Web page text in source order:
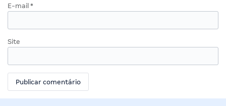
E-mail *
Site